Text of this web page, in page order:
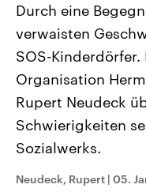
2026
Sachsen-Anhalt wählt
September 2026 einen
Landtag. Seit 2021 wird
Bundesland von einer
CDU, SPD und FDP
Umfragen, Prognosen,
Wahlprogramme,
und Hintergründe zu
Wahl.
Sendungen
Durch eine
verwaisten
SOS-
Organisation
Rupert Neudeck
Schwierigkeiten
Sozialwerks.
Neudeck, Rupert | 05.